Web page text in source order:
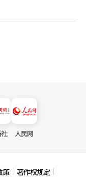
人民网
策 著作权规定